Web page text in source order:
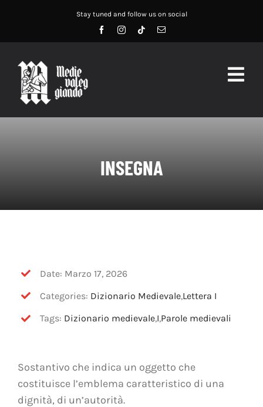
contenuto
Stay tuned and follow us on social
HOME
DIDATTICA
OFF TOPIC
CONTATTI
INSEGNA
Date: Marzo 17, 2026
Categories: Dizionario Medievale,Lettera I
Tags: Dizionario medievale,I,Parole medievali
Sostantivo che indica un oggetto che
costituisce l’emblema caratteristico di una
dignità, di un’autorità.